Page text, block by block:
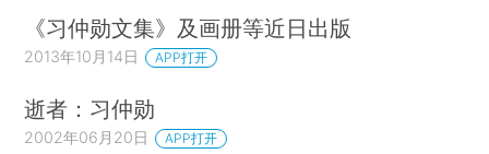
《习仲勋文集》及画册等近日出版
2013年10月14日 APP打开
逝者：习仲勋
2002年06月20日 APP打开